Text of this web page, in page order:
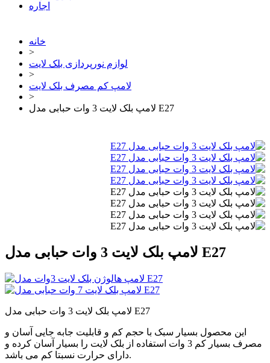
اجاره
خانه
>
لوازم نورپردازی بلک لایت
>
لامپ کم مصرف بلک لایت
>
لامپ بلک لایت 3 وات حبابی مدل E27
لامپ بلک لایت 3 وات حبابی مدل E27
لامپ بلک لایت 3 وات حبابی مدل E27
این محصول بسیار سبک با حجم کم و قابلیت جابه جایی آسان و
مصرف بسیار کم 3 وات استفاده از بلک لایت را بسیار آسان کرده و
دارای حرارت نسبتا کم می باشد.